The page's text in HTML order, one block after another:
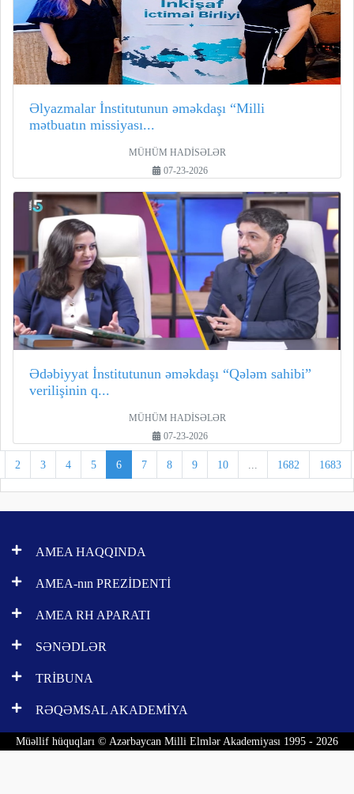
Əlyazmalar İnstitutunun əməkdaşı “Milli
mətbuatın missiyası...
MÜHÜM HADİSƏLƏR
07-23-2026
Ədəbiyyat İnstitutunun əməkdaşı “Qələm sahibi”
verilişinin q...
MÜHÜM HADİSƏLƏR
07-23-2026
2 3 4 5 6 7 8 9 10 ... 1682 1683
AMEA HAQQINDA
AMEA-nın PREZİDENTİ
AMEA RH APARATI
SƏNƏDLƏR
TRİBUNA
RƏQƏMSAL AKADEMİYA
Müəllif hüquqları © Azərbaycan Milli Elmlər Akademiyası 1995 - 2026